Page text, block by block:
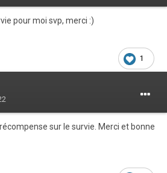
pour moi svp, merci :)
1
sur le survie. Merci et bonne